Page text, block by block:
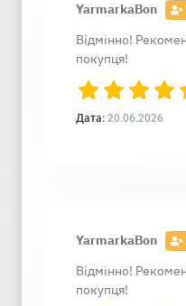
YarmarkaBon
Відмінно!
покупця!
Дата: 20.06.2026
YarmarkaBon
Відмінно!
покупця!